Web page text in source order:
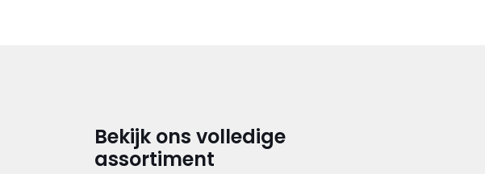
Bekijk ons volledige
assortiment